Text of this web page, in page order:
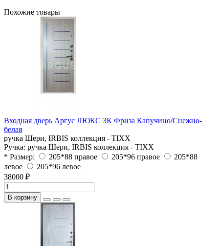
Похожие товары
Входная дверь Аргус ЛЮКС 3К Фриза Капучино/Снежно-
белая
ручка Шери, IRBIS коллекция - TIXX
Ручка: ручка Шери, IRBIS коллекция - TIXX
* Размер:
205*88 правое 205*96 правое
205*88
левое
205*96 левое
38000 ₽
В корзину